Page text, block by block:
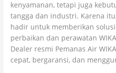
kenyamanan, tetapi juga
tangga dan industri. Karena
hadir untuk memberikan
perbaikan dan perawatan
Dealer resmi Pemanas Air
cepat, bergaransi, dan
Heater
Terpercaya